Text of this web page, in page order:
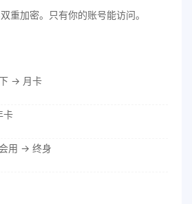
重加密。只有你的账号能访问。
→ 月卡
卡
用 → 终身